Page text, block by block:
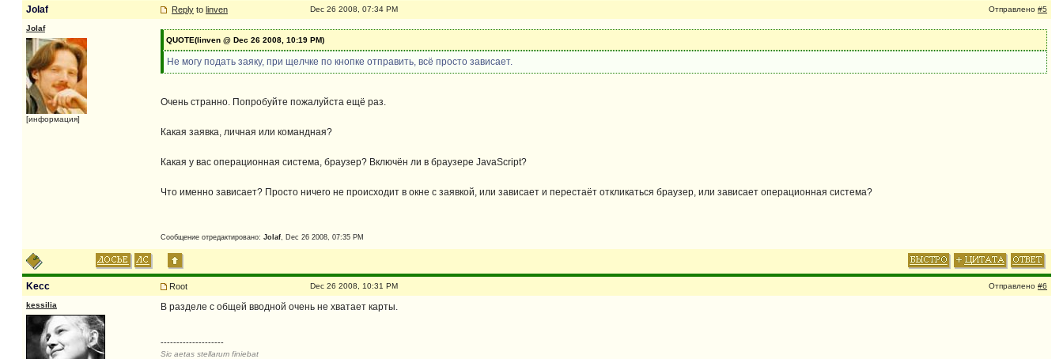
Jolaf Reply to linven Dec 26 2008, 07:34 PM Отправлено #5
Jolaf
[информация]
QUOTE(linven @ Dec 26 2008, 10:19 PM)
Не могу подать заяку, при щелчке по кнопке отправить, всё просто зависает.
Очень странно. Попробуйте пожалуйста ещё раз.
Какая заявка, личная или командная?
Какая у вас операционная система, браузер? Включён ли в браузере JavaScript?
Что именно зависает? Просто ничего не происходит в окне с заявкой, или зависает и перестаёт откликаться браузер, или зависает операционная система?
Сообщение отредактировано: Jolaf, Dec 26 2008, 07:35 PM
Kecc Root Dec 26 2008, 10:31 PM Отправлено #6
kessilia В разделе с общей вводной очень не хватает карты.
--------------------
Sic aetas stellarum finiebat